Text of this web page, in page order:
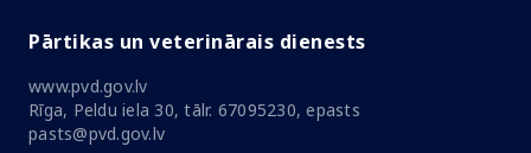
Pārtikas un veterinārais dienests
www.pvd.gov.lv
Rīga, Peldu iela 30, tālr. 67095230, epasts
pasts@pvd.gov.lv